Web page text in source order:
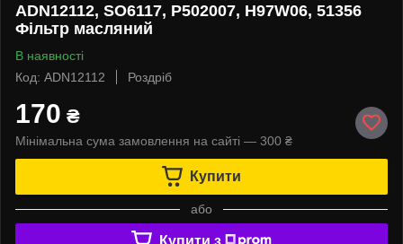
ADN12112, SO6117, P502007, H97W06, 51356
Фільтр масляний
В наявності
Код: ADN12112
Роздріб
170 ₴
Мінімальна сума замовлення на сайті — 300 ₴
Купити
або
Купити з